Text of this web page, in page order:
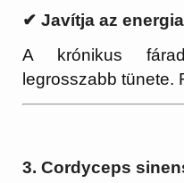
✔ Javítja az
A krónikus
legrosszabb tünete.
3. Cordyceps